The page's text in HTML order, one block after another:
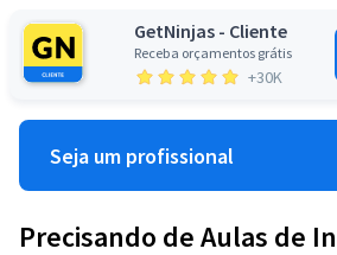
GetNinjas - Cliente
Receba orçamentos grátis
+30K
Seja um profissional
Precisando de Aulas de